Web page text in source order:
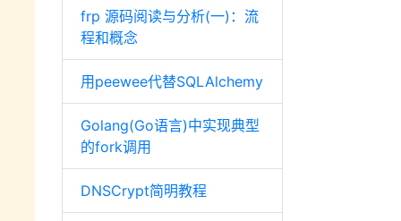
frp 源码阅读与分析(一)：流
程和概念
用peewee代替SQLAlchemy
Golang(Go语言)中实现典型
的fork调用
DNSCrypt简明教程